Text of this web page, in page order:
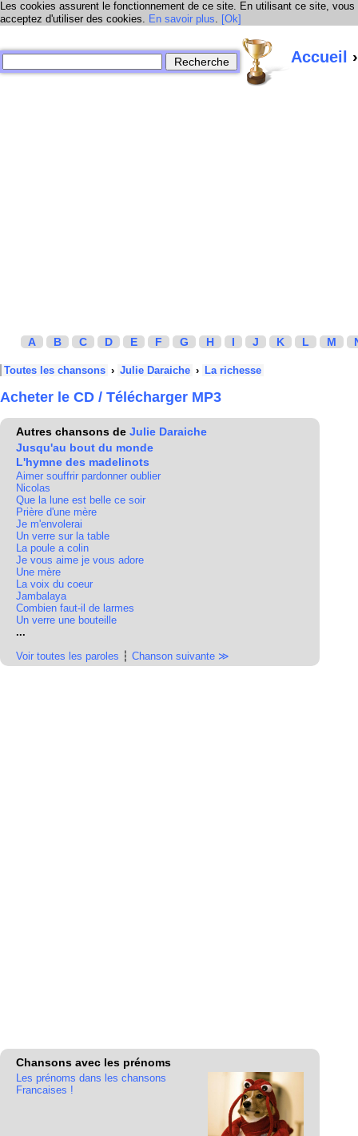
Les cookies assurent le fonctionnement de ce site. En utilisant ce site, vous
acceptez d'utiliser des cookies. En savoir plus. [Ok]
Accueil
A B C D E F G H I J K L M
Toutes les chansons › Julie Daraiche › La richesse
Acheter le CD / Télécharger MP3
Autres chansons de Julie Daraiche
Jusqu'au bout du monde
L'hymne des madelinots
Aimer souffrir pardonner oublier
Nicolas
Que la lune est belle ce soir
Prière d'une mère
Je m'envolerai
Un verre sur la table
La poule a colin
Je vous aime je vous adore
Une mère
La voix du coeur
Jambalaya
Combien faut-il de larmes
Un verre une bouteille
...
Voir toutes les paroles ┆ Chanson suivante ≫
Chansons avec les prénoms
Les prénoms dans les chansons
Francaises !